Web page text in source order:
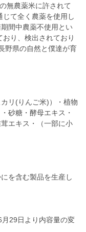
無農薬米に許されて
て全く農薬を使用し
間中農薬不使用とい
り、検出されており
野県の自然と僕達が育
リ(りんご米)）・植物
砂糖・酵母エキス・
エキス・（一部に小
を含む製品を生産し
29日より内容量の変